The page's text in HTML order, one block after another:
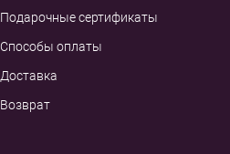
Подарочные сертификаты
Способы оплаты
Доставка
Возврат